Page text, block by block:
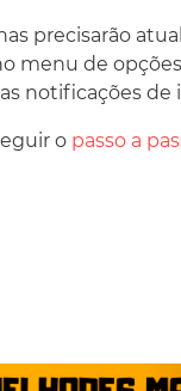
precisarão
menu de
notificações de
o passo a